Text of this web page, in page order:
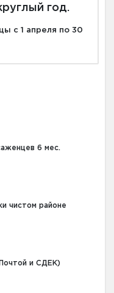
год.
с 1 апреля по 30
6 мес.
чистом районе
и СДЕК)